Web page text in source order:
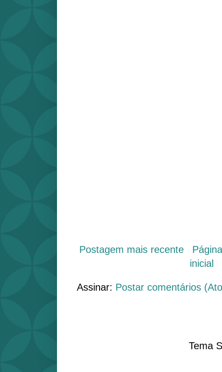
Postagem mais recente
inicial
Assinar: Postar comentários
Tema